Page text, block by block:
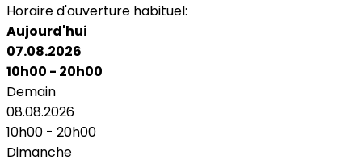
Horaire d'ouverture habituel:
Aujourd'hui
07.08.2026
10h00 - 20h00
Demain
08.08.2026
10h00 - 20h00
Dimanche